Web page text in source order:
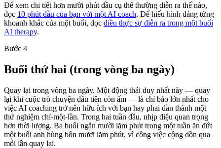
Để xem chi tiết hơn mười phút đầu cụ thể thường diễn ra thế nào,
đọc 10 phút đầu của bạn với một AI coach. Để hiểu hình dáng từng
khoảnh khắc của một buổi, đọc điều thực sự diễn ra trong một buổi
AI therapy.
Bước 4
Buổi thứ hai (trong vòng ba ngày)
Quay lại trong vòng ba ngày. Một động thái duy nhất này — quay
lại khi cuộc trò chuyện đầu tiên còn ấm — là chỉ báo lớn nhất cho
việc AI coaching trở nên hữu ích với bạn hay phai dần thành một
thử nghiệm chỉ-một-lần. Trong hai tuần đầu, nhịp điệu quan trọng
hơn thời lượng. Ba buổi ngắn mười lăm phút trong một tuần ăn đứt
một buổi anh hùng bốn mươi lăm phút, vì công việc cộng dồn qua
mỗi lần quay lại.